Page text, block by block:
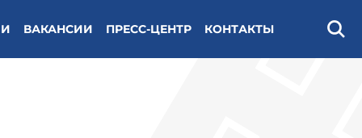
ВАКАНСИИ ПРЕСС-ЦЕНТР КОНТАКТЫ